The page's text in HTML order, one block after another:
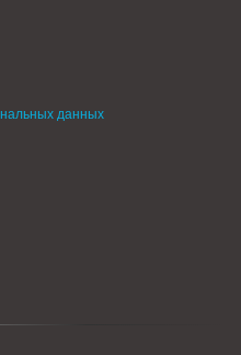
данных